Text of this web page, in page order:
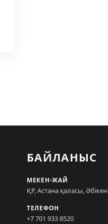
БАЙЛАНЫС
МЕКЕН-ЖАЙ
ҚР, Астана қаласы,
ТЕЛЕФОН
+7 701 933 8520